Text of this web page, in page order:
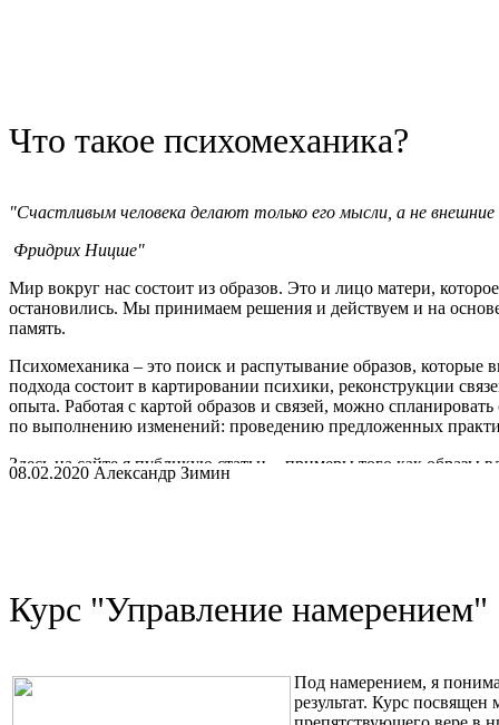
Прошу записываться по телефону +7(977)391-54-30, e-mail:
Что такое психомеханика?
"Cчастливым человека делают только его мысли, а не
Фридрих Ницше"
Мир вокруг нас состоит из образов. Это и лицо матери,
остановились. Мы принимаем решения и действуем и на
память.
Психомеханика – это поиск и распутывание образов,
подхода состоит в картировании психики, реконструкции
опыта. Работая с картой образов и связей, можно
по выполнению изменений: проведению предложенных
Здесь на сайте я публикую статьи - примеры того как
случае, если данный подход Вас заинтересовал этот подход
08.02.2020 Александр Зимин
Курс "Управление намерением"
Под намерением, я
результат. Курс